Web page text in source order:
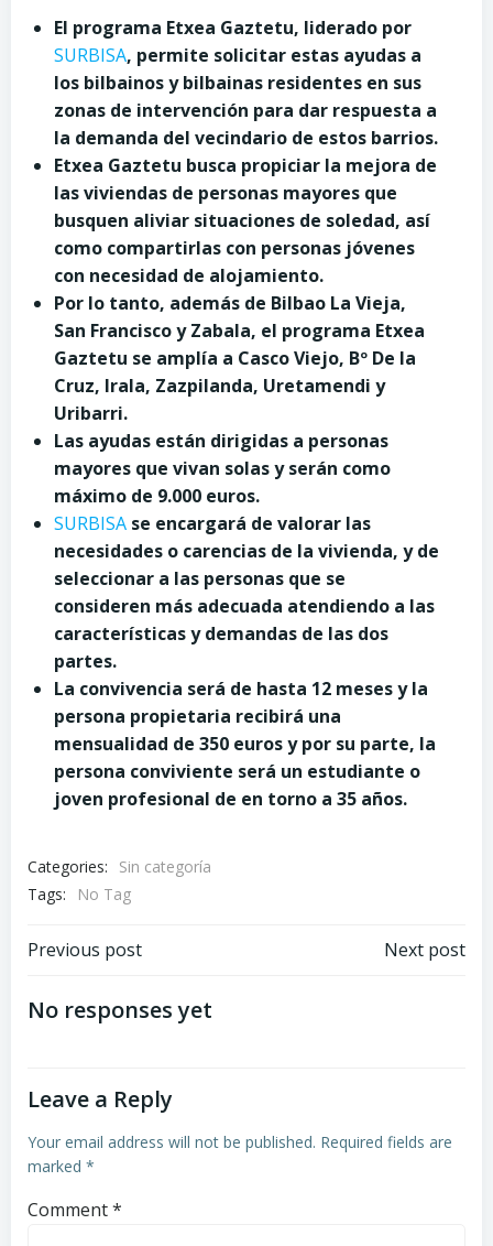
El programa Etxea Gaztetu, liderado por
SURBISA, permite solicitar estas ayudas a
los bilbainos y bilbainas residentes en sus
zonas de intervención para dar respuesta a
la demanda del vecindario de estos barrios.
Etxea Gaztetu busca propiciar la mejora de
las viviendas de personas mayores que
busquen aliviar situaciones de soledad, así
como compartirlas con personas jóvenes
con necesidad de alojamiento.
Por lo tanto, además de Bilbao La Vieja,
San Francisco y Zabala, el programa Etxea
Gaztetu se amplía a Casco Viejo, Bº De la
Cruz, Irala, Zazpilanda, Uretamendi y
Uribarri.
Las ayudas están dirigidas a personas
mayores que vivan solas y serán como
máximo de 9.000 euros.
SURBISA se encargará de valorar las
necesidades o carencias de la vivienda, y de
seleccionar a las personas que se
consideren más adecuada atendiendo a las
características y demandas de las dos
partes.
La convivencia será de hasta 12 meses y la
persona propietaria recibirá una
mensualidad de 350 euros y por su parte, la
persona conviviente será un estudiante o
joven profesional de en torno a 35 años.
Categories:
Sin categoría
Tags:
No Tag
Post
navigation
Previous post Next post
No responses yet
Leave a Reply
Your email address will not be published. Required fields are
marked *
Comment*